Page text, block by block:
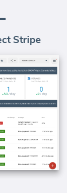
Stripe